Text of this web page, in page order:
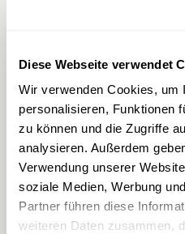
Diese Webseite verwendet
Wir verwenden Cookies, um
personalisieren, Funktionen
zu können und die Zugriffe
analysieren. Außerdem
Verwendung unserer
soziale Medien, Werbung
Partner führen diese
weiteren Daten zusammen,
Bereich B2B-Events
in denen Marken,
auf
zusammenfinden.
Den Preis nahmen
Visionär der scalaria,
Simone Gastberger
Humberto Schenk